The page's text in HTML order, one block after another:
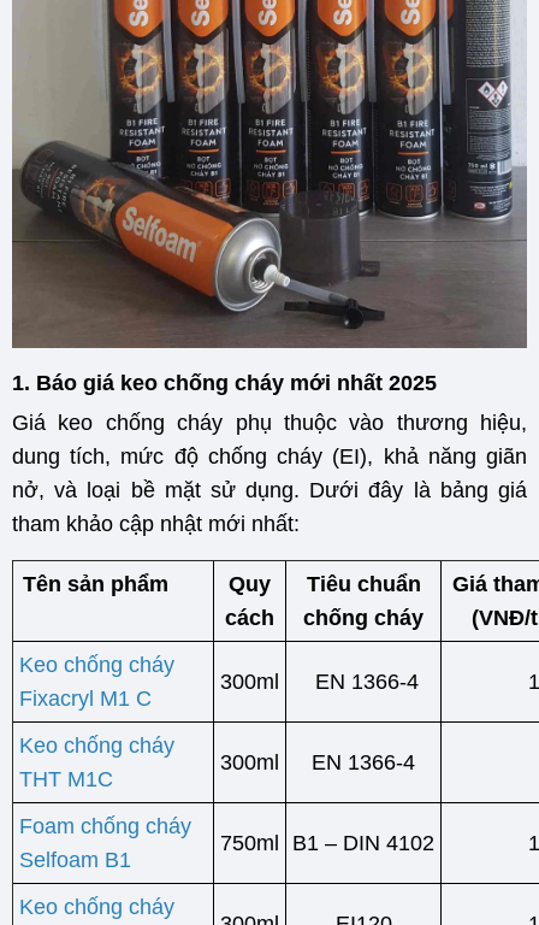
1. Báo giá keo chống cháy mới nhất 2025
Giá keo chống cháy phụ thuộc vào thương hiệu,
dung tích, mức độ chống cháy (EI), khả năng giãn
nở, và loại bề mặt sử dụng. Dưới đây là bảng giá
tham khảo cập nhật mới nhất:
Tên sản phẩm
Quy
cách
Tiêu chuẩn
chống cháy
Giá
(VNĐ/
Keo chống cháy
Fixacryl M1 C
300ml EN 1366-4
Keo chống cháy
THT M1C
300ml EN 1366-4
Foam chống cháy
Selfoam B1
750ml B1 – DIN 4102
Keo chống cháy